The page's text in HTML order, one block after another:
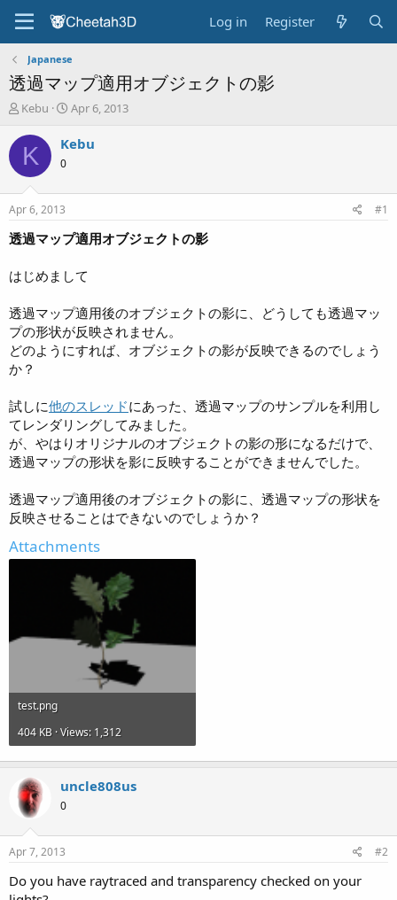
Log in Register
Japanese
透過マップ適用オブジェクトの影
T
r
a
t
a
r
e
Kebu
S
a
e
Apr 6, 2013
K Kebu
0
Apr 6, 2013 #1
透過マップ適用オブジェクトの影
はじめまして
透過マップ適用後のオブジェクトの影に、どうしても透過マッ
プの形状が反映されません。
どのようにすれば、オブジェクトの影が反映できるのでしょう
か？
試しに他のスレッドにあった、透過マップのサンプルを利用し
てレンダリングしてみました。
が、やはりオリジナルのオブジェクトの影の形になるだけで、
透過マップの形状を影に反映することができませんでした。
透過マップ適用後のオブジェクトの影に、透過マップの形状を
反映させることはできないのでしょうか？
Attachments
test.png
404 KB · Views: 1,312
uncle808us
0
Apr 7, 2013 #2
Do you have raytraced and transparency checked on your